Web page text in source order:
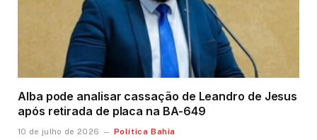
Alba pode analisar cassação de Leandro de Jesus
após retirada de placa na BA-649
10 de julho de 2026 Política Bahia